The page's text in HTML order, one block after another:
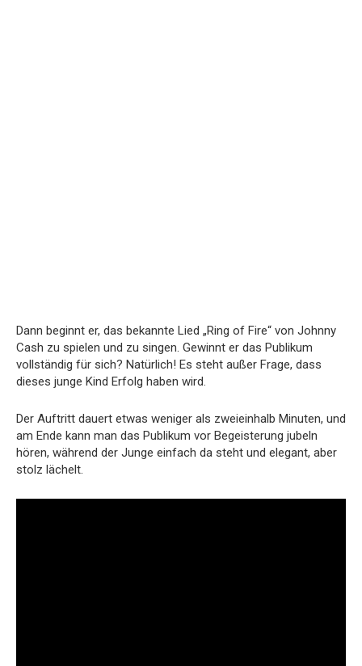
Dann beginnt er, das bekannte Lied „Ring of Fire“ von Johnny
Cash zu spielen und zu singen. Gewinnt er das Publikum
vollständig für sich? Natürlich! Es steht außer Frage, dass
dieses junge Kind Erfolg haben wird.
Der Auftritt dauert etwas weniger als zweieinhalb Minuten, und
am Ende kann man das Publikum vor Begeisterung jubeln
hören, während der Junge einfach da steht und elegant, aber
stolz lächelt.